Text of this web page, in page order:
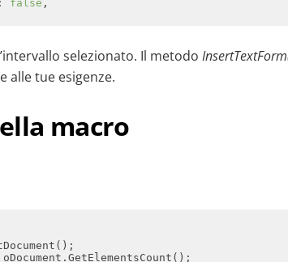
false
selezionato. Il metodo
alle tue esigenze.
macro